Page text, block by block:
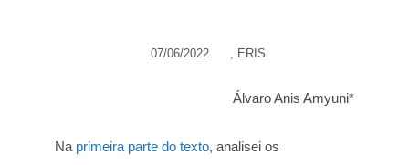
07/06/2022 ERIS
Álvaro Anis Amyuni*
Na primeira parte do texto, analisei os